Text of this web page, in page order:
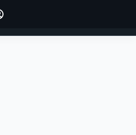
INICIAR SESIÓN